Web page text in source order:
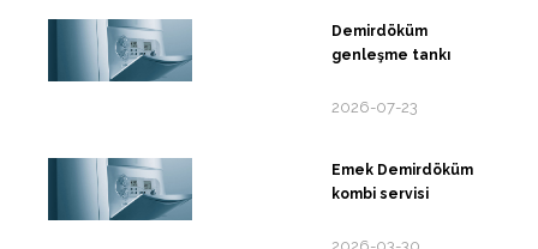
Demirdöküm
genleşme tankı
2026-07-23
Emek Demirdöküm
kombi servisi